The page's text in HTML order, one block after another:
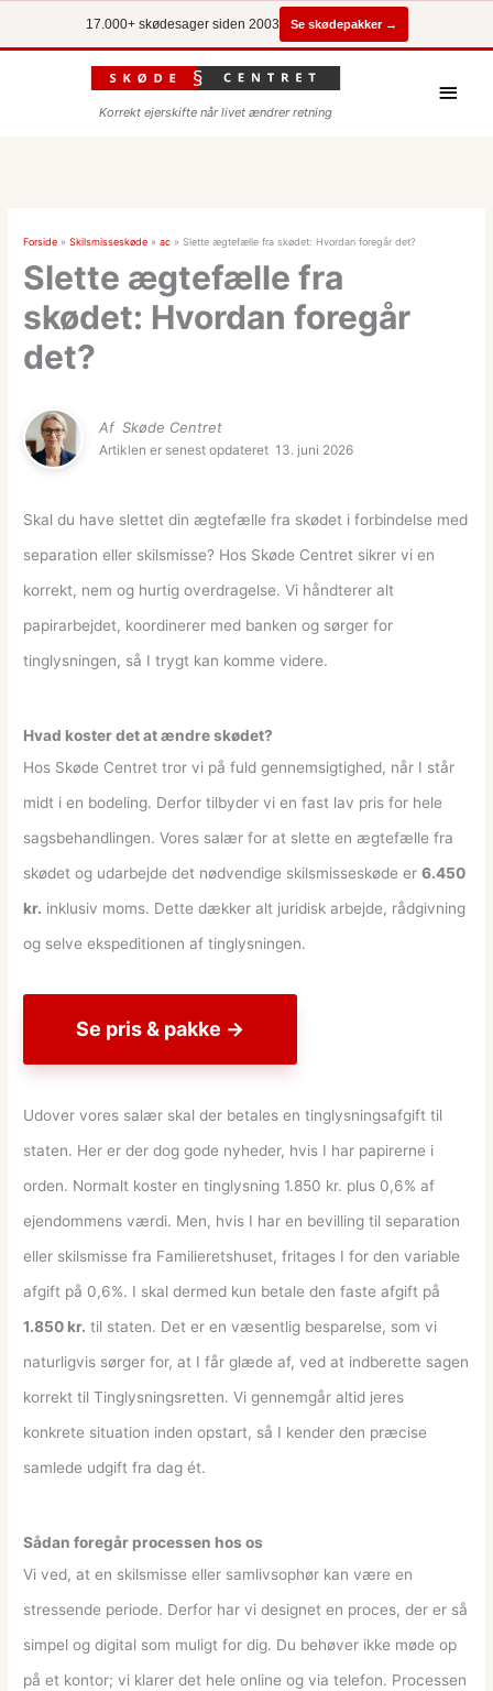
17.000+ skødesager siden 2003 Se skødepakker →
Korrekt ejerskifte når livet ændrer retning
Forside »Skilsmisseskøde »ac »Slette ægtefælle fra skødet: Hvordan foregår det?
Slette ægtefælle fra
skødet: Hvordan foregår
det?
Af Skøde Centret
Artiklen er senest opdateret 13. juni 2026
Skal du have slettet din ægtefælle fra skødet i forbindelse med
separation eller skilsmisse? Hos Skøde Centret sikrer vi en
korrekt, nem og hurtig overdragelse. Vi håndterer alt
papirarbejdet, koordinerer med banken og sørger for
tinglysningen, så I trygt kan komme videre.
Hvad koster det at ændre skødet?
Hos Skøde Centret tror vi på fuld gennemsigtighed, når I står
midt i en bodeling. Derfor tilbyder vi en fast lav pris for hele
sagsbehandlingen. Vores salær for at slette en ægtefælle fra
skødet og udarbejde det nødvendige skilsmisseskøde er6.450
kr. inklusiv moms. Dette dækker alt juridisk arbejde, rådgivning
og selve ekspeditionen af tinglysningen.
Se pris & pakke →
Udover vores salær skal der betales en tinglysningsafgift til
staten. Her er der dog gode nyheder, hvis I har papirerne i
orden. Normalt koster en tinglysning 1.850 kr. plus 0,6% af
ejendommens værdi. Men, hvis I har en bevilling til separation
eller skilsmisse fra Familieretshuset, fritages I for den variable
afgift på 0,6%. I skal dermed kun betale den faste afgift på
1.850 kr. til staten. Det er en væsentlig besparelse, som vi
naturligvis sørger for, at I får glæde af, ved at indberette sagen
korrekt til Tinglysningsretten. Vi gennemgår altid jeres
konkrete situation inden opstart, så I kender den præcise
samlede udgift fra dag ét.
Sådan foregår processen hos os
Vi ved, at en skilsmisse eller samlivsophør kan være en
stressende periode. Derfor har vi designet en proces, der er så
simpel og digital som muligt for dig. Du behøver ikke møde op
på et kontor; vi klarer det hele online og via telefon. Processen